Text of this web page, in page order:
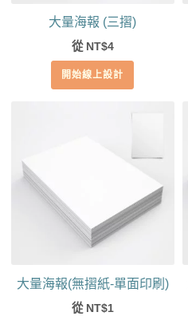
大量海報 (三摺)
從 NT$4
開始線上設計
大量海報(無摺紙-單面印刷)
從 NT$1